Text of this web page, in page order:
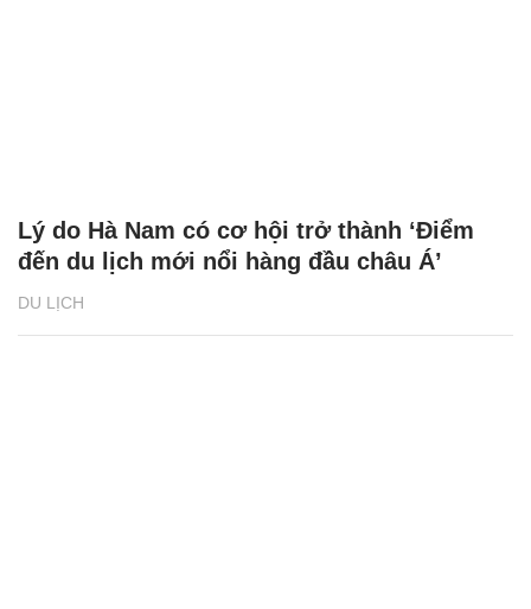
DU LỊCH
Lý do Hà Nam có cơ hội trở thành ‘Điểm
đến du lịch mới nổi hàng đầu châu Á’